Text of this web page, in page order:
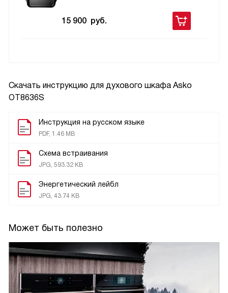
Скачать инструкцию для духового шкафа Asko
OT8636S
Инструкция на русском языке
PDF, 1.46 MB
Схема встраивания
JPG, 593.32 KB
Энергетический лейбл
JPG, 43.74 KB
Может быть полезно
15 900 руб.